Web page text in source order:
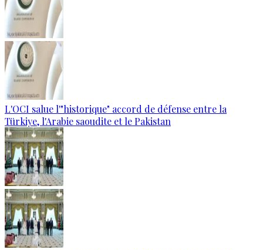
L'OCI salue l'"historique" accord de défense entre la
Türkiye, l'Arabie saoudite et le Pakistan